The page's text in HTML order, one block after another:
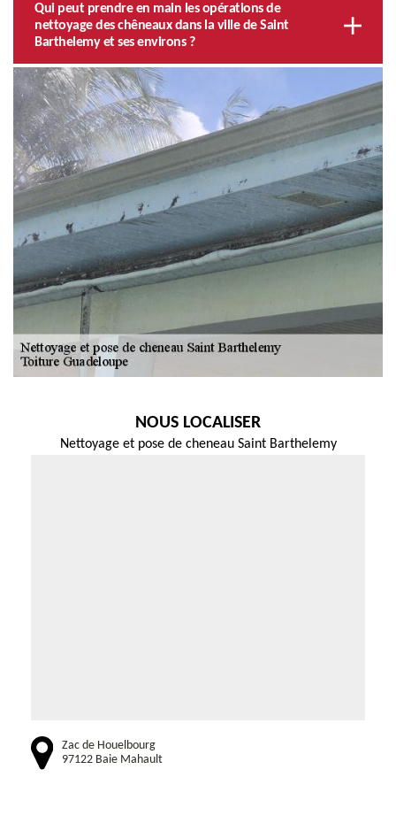
Qui peut prendre en main les opérations de
nettoyage des chêneaux dans la ville de Saint
Barthelemy et ses environs ?
NOUS LOCALISER
Nettoyage et pose de cheneau Saint Barthelemy
Zac de Houelbourg
97122 Baie Mahault